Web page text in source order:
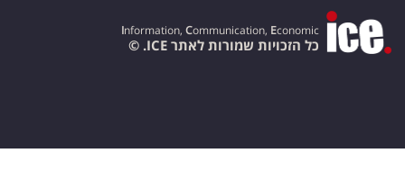
Information, Communication, Economic
כל הזכויות שמורות לאתר ICE. ©